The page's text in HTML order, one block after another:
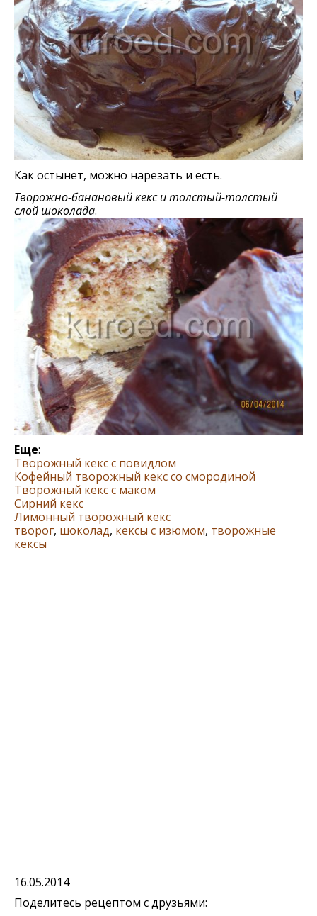
Как остынет, можно нарезать и есть.
Творожно-банановый кекс и толстый-толстый
слой шоколада.
Еще:
Творожный кекс с повидлом
Кофейный творожный кекс со смородиной
Творожный кекс с маком
Сирний кекс
Лимонный творожный кекс
творог, шоколад, кексы с изюмом, творожные
кексы
16.05.2014
Поделитесь рецептом с друзьями: